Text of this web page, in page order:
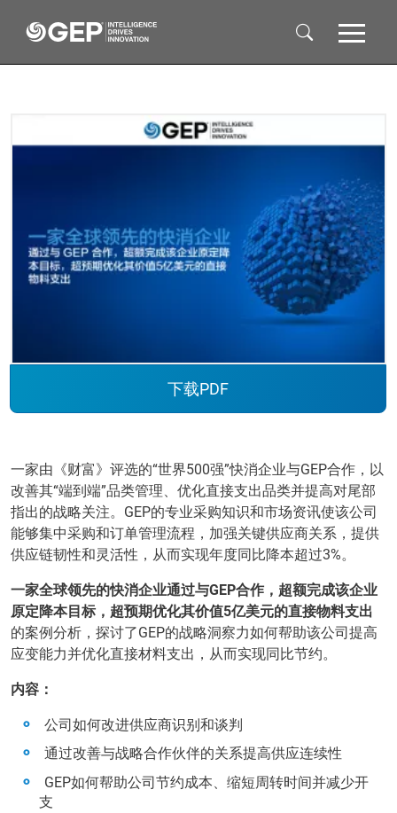
下载PDF
一家由《财富》评选的“世界500强”快消企业与GEP合作，以
改善其“端到端”品类管理、优化直接支出品类并提高对尾部
指出的战略关注。GEP的专业采购知识和市场资讯使该公司
能够集中采购和订单管理流程，加强关键供应商关系，提供
供应链韧性和灵活性，从而实现年度同比降本超过3%。
一家全球领先的快消企业通过与GEP合作，超额完成该企业
原定降本目标，超预期优化其价值5亿美元的直接物料支出
的案例分析，探讨了GEP的战略洞察力如何帮助该公司提高
应变能力并优化直接材料支出，从而实现同比节约。
内容：
公司如何改进供应商识别和谈判
通过改善与战略合作伙伴的关系提高供应连续性
GEP如何帮助公司节约成本、缩短周转时间并减少开
支